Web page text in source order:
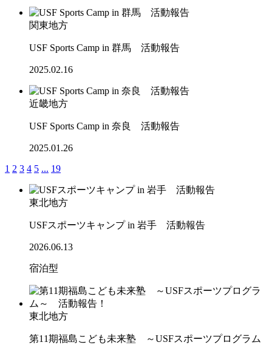
関東地方
USF Sports Camp in 群馬 活動報告
2025.02.16
近畿地方
USF Sports Camp in 奈良 活動報告
2025.01.26
1 2 3 4 5 ... 19
東北地方
USFスポーツキャンプ in 岩手 活動報告
2026.06.13
宿泊型
東北地方
第11期福島こども未来塾 ～USFスポーツプログラム